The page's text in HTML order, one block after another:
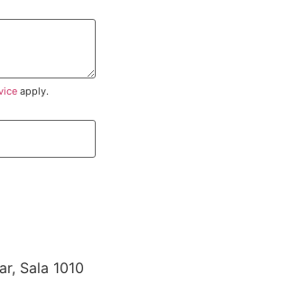
apply.
Sala 1010